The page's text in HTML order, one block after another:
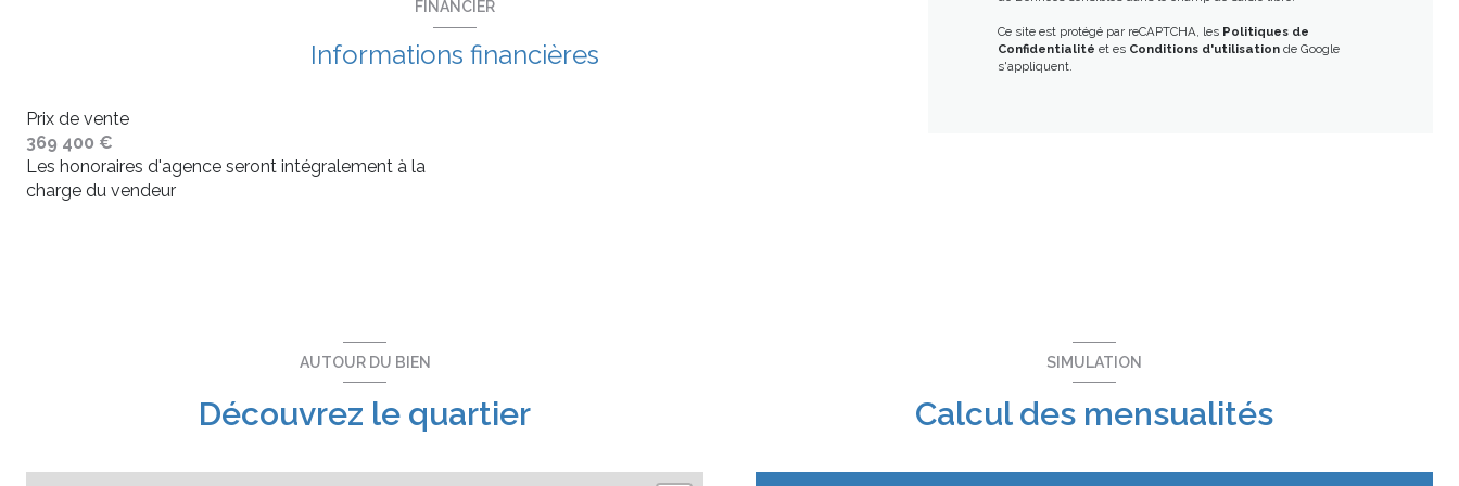
FINANCIER
Informations financières
Prix de vente
369 400 €
Les honoraires d'agence seront intégralement à la
charge du vendeur
Ce site est protégé par reCAPTCHA, les Politiques de
Confidentialité et es Conditions d'utilisationde Google
s'appliquent.
AUTOUR DU BIEN
Découvrez le quartier
SIMULATION
Calcul des mensualités